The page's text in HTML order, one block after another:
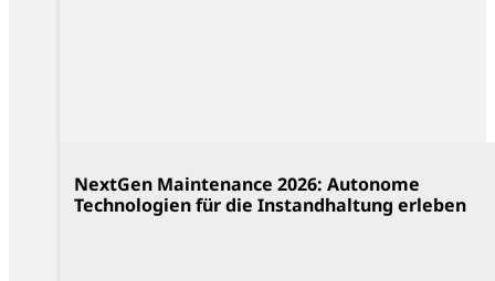
NextGen Maintenance 2026: Autonome
Technologien für die Instandhaltung erleben